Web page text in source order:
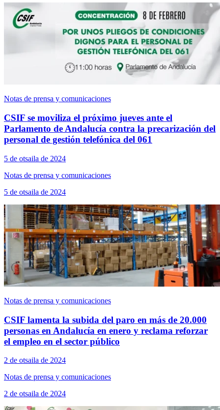
Notas de prensa y comunicaciones
CSIF se moviliza el próximo jueves ante el
Parlamento de Andalucía contra la precarización del
personal de gestión telefónica del 061
5 de otsaila de 2024
Notas de prensa y comunicaciones
5 de otsaila de 2024
Notas de prensa y comunicaciones
CSIF lamenta la subida del paro en más de 20.000
personas en Andalucía en enero y reclama reforzar
el empleo en el sector público
2 de otsaila de 2024
Notas de prensa y comunicaciones
2 de otsaila de 2024